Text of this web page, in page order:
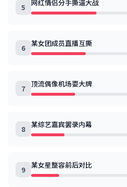
5 网红情侣分手撕逼大战
6 某女团成员直播互撕
7 顶流偶像机场耍大牌
8 某综艺嘉宾罢录内幕
9 某女星整容前后对比